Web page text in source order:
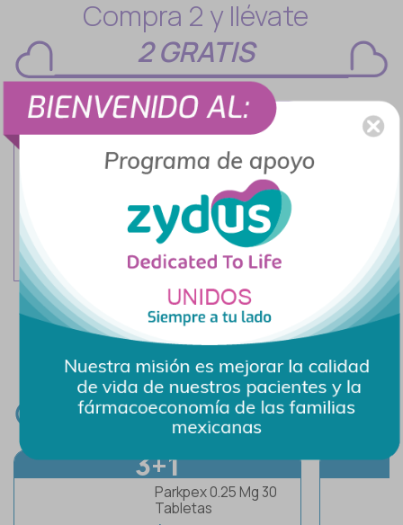
Compra 2 y llévate
2 GRATIS
2+2
Tabletas
$506.95
Compra ahora
Compra 3 y llévate
1 GRATIS
3+1
Parkpex 0.25 Mg 30
Tabletas